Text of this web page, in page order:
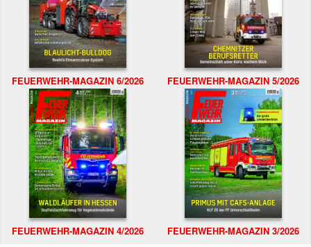
FEUERWEHR-MAGAZIN 6/2026 FEUERWEHR-MAGAZIN 5/2026
FEUERWEHR-MAGAZIN 4/2026 FEUERWEHR-MAGAZIN 3/2026